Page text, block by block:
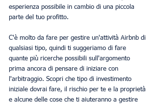
esperienza possibile in cambio di una piccola
parte del tuo profitto.
C'è molto da fare per gestire un'attività Airbnb di
qualsiasi tipo, quindi ti suggeriamo di fare
quante più ricerche possibili sull'argomento
prima ancora di pensare di iniziare con
l'arbitraggio. Scopri che tipo di investimento
iniziale dovrai fare, il rischio per te e la proprietà
e alcune delle cose che ti aiuteranno a gestire